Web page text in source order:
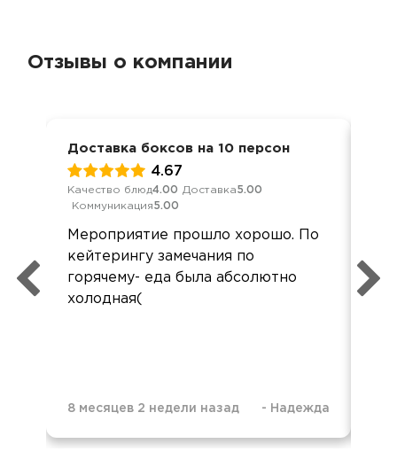
Отзывы о компании
Доставка боксов на 10 персон
4.67
Качество блюд4.00 Доставка5.00
Коммуникация5.00
Мероприятие прошло хорошо. По
кейтерингу замечания по
горячему- еда была абсолютно
холодная(
8 месяцев 2 недели назад - Надежда